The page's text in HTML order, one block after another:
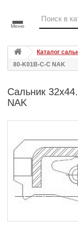
Меню
Каталог
80-K01B-C-C NAK
Сальник
NAK